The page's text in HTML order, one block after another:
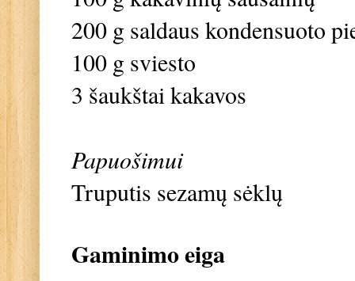
200 g saldaus kondensuoto
100 g sviesto
3 šaukštai kakavos
Papuošimui
Truputis sezamų sėklų
Gaminimo eiga